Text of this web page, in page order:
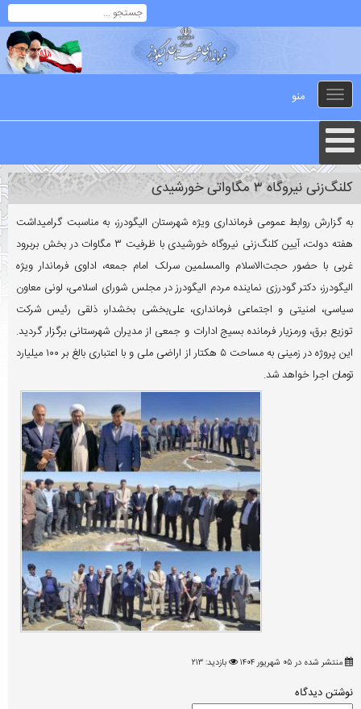
Toggle
navigation
منو
کلنگ‌زنی نیروگاه ۳ مگاواتی خورشیدی
به گزارش روابط عمومی فرمانداری ویژه شهرستان الیگودرز، به مناسبت گرامیداشت
هفته دولت، آیین کلنگ‌زنی نیروگاه خورشیدی با ظرفیت ۳ مگاوات در بخش بربرود
غربی با حضور حجت‌الاسلام والمسلمین سرلک امام جمعه، اداوی فرماندار ویژه
الیگودرز، دکتر گودرزی نماینده مردم الیگودرز در مجلس شورای اسلامی، لونی معاون
سیاسی، امنیتی و اجتماعی فرمانداری، علی‌بخشی بخشدار، ذلقی رئیس شرکت
توزیع برق، ورمزیار فرمانده بسیج ادارات و جمعی از مدیران شهرستانی برگزار گردید.
این پروژه در زمینی به مساحت ۵ هکتار از اراضی ملی و با اعتباری بالغ بر ۱۰۰ میلیارد
تومان اجرا خواهد شد.
منتشر شده در ۰۵ شهریور ۱۴۰۴ بازدید: ۲۱۳
نوشتن دیدگاه